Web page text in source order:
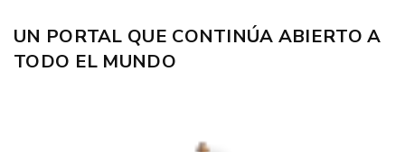
UN PORTAL QUE CONTINÚA ABIERTO A
TODO EL MUNDO